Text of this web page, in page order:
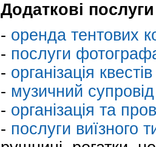
Додаткові
- оренда тентових
- послуги
- організація
- музичний супровід
- організація та
- послуги виїзного